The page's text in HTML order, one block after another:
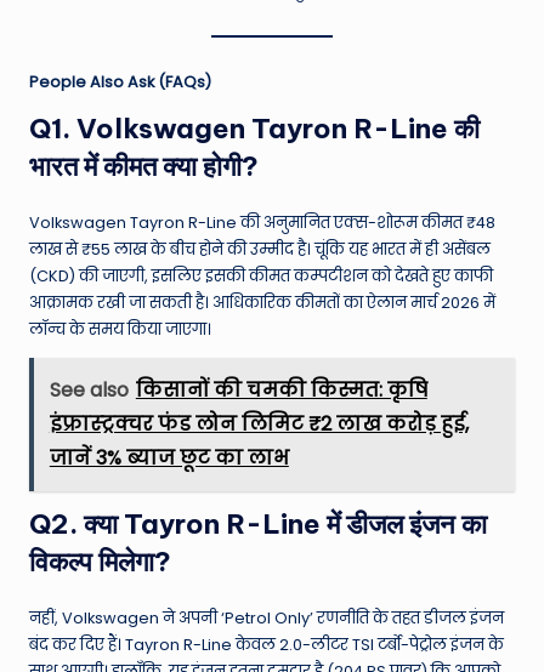
People Also Ask (FAQs)
Q1. Volkswagen Tayron R-Line की
भारत में कीमत क्या होगी?
Volkswagen Tayron R-Line की अनुमानित एक्स-शोरूम कीमत ₹48
लाख से ₹55 लाख के बीच होने की उम्मीद है। चूंकि यह भारत में ही असेंबल
(CKD) की जाएगी, इसलिए इसकी कीमत कम्पटीशन को देखते हुए काफी
आक्रामक रखी जा सकती है। आधिकारिक कीमतों का ऐलान मार्च 2026 में
लॉन्च के समय किया जाएगा।
See also किसानों की चमकी किस्मत: कृषि
इंफ्रास्ट्रक्चर फंड लोन लिमिट ₹2 लाख करोड़ हुई,
जानें 3% ब्याज छूट का लाभ
Q2. क्या Tayron R-Line में डीजल इंजन का
विकल्प मिलेगा?
नहीं, Volkswagen ने अपनी ‘Petrol Only’ रणनीति के तहत डीजल इंजन
बंद कर दिए हैं। Tayron R-Line केवल 2.0-लीटर TSI टर्बो-पेट्रोल इंजन के